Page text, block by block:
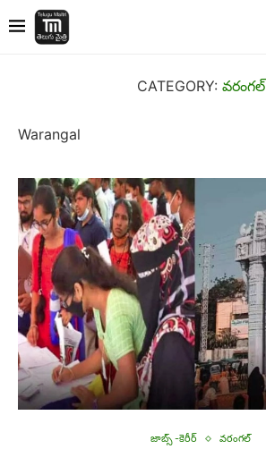
CATEGORY: వరంగల్
Warangal
జాబ్స్ -కెరీర్ వరంగల్